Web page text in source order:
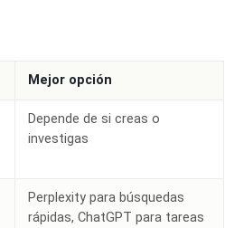
Mejor opción
Depende de si creas o
investigas
Perplexity para búsquedas
rápidas, ChatGPT para tareas